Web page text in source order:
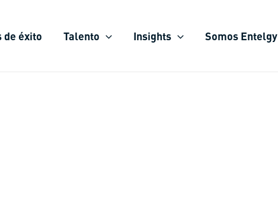
de éxito Talento Insights Somos Entelgy